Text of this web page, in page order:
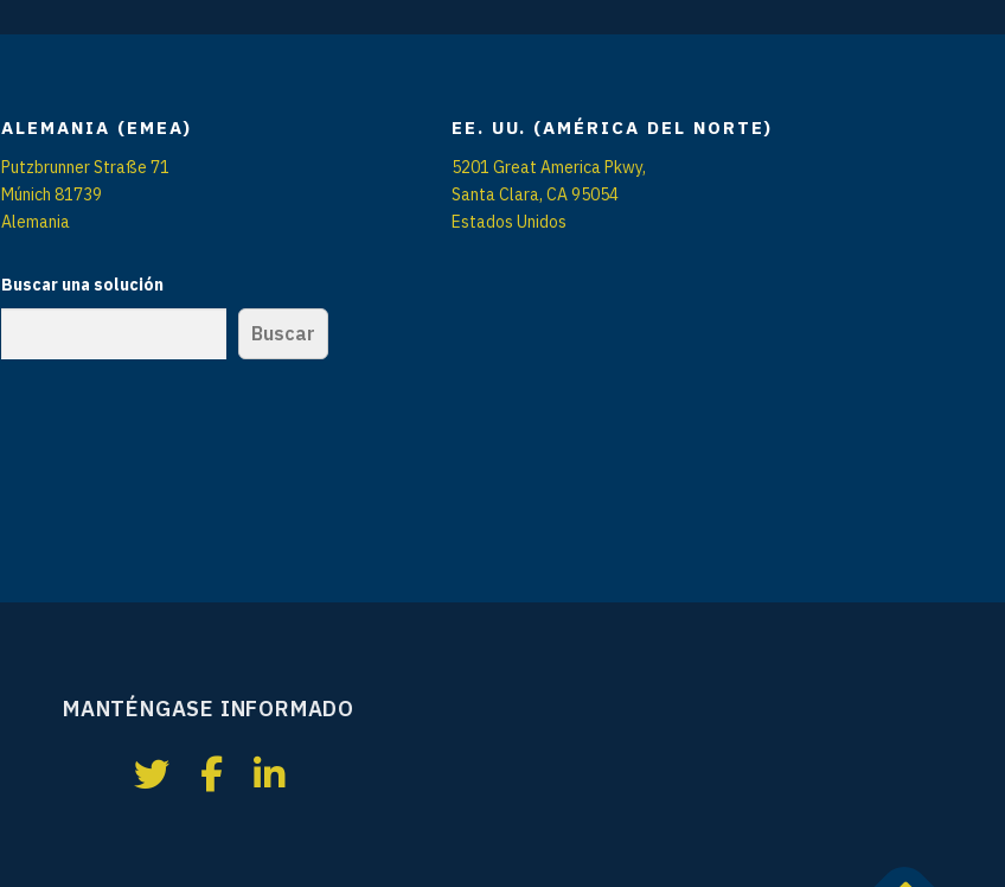
ALEMANIA (EMEA)
Putzbrunner Straße 71
Múnich 81739
Alemania
Buscar una solución
Buscar
EE. UU. (AMÉRICA DEL NORTE)
5201 Great America Pkwy,
Santa Clara, CA 95054
Estados Unidos
MANTÉNGASE INFORMADO